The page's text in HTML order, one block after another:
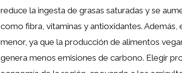
reduce la ingesta de grasas saturadas y se
como fibra, vitaminas y antioxidantes.
menor, ya que la producción de alimentos
genera menos emisiones de carbono. Elegir